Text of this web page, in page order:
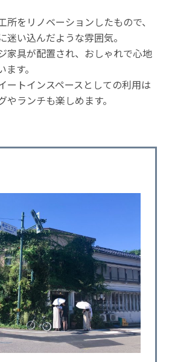
をリノベーションしたもので、
迷い込んだような雰囲気。
家具が配置され、おしゃれで心地
す。
ートインスペースとしての利用は
ランチも楽しめます。